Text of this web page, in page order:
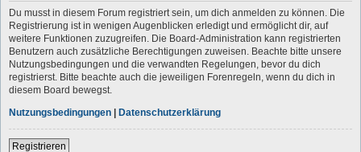
Du musst in diesem Forum registriert sein, um dich anmelden zu können. Die
Registrierung ist in wenigen Augenblicken erledigt und ermöglicht dir, auf
weitere Funktionen zuzugreifen. Die Board-Administration kann registrierten
Benutzern auch zusätzliche Berechtigungen zuweisen. Beachte bitte unsere
Nutzungsbedingungen und die verwandten Regelungen, bevor du dich
registrierst. Bitte beachte auch die jeweiligen Forenregeln, wenn du dich in
diesem Board bewegst.
Nutzungsbedingungen | Datenschutzerklärung
Registrieren